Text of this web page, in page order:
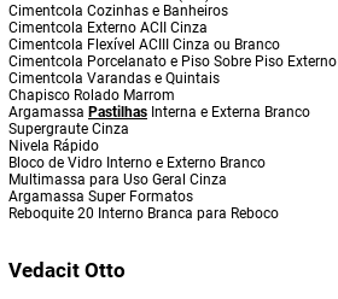
Cimentcola Cozinhas e Banheiros
Cimentcola Externo ACII Cinza
Cimentcola Flexível ACIII Cinza ou Branco
Cimentcola Porcelanato e Piso Sobre Piso Externo
Cimentcola Varandas e Quintais
Chapisco Rolado Marrom
Argamassa Pastilhas Interna e Externa Branco
Supergraute Cinza
Nivela Rápido
Bloco de Vidro Interno e Externo Branco
Multimassa para Uso Geral Cinza
Argamassa Super Formatos
Reboquite 20 Interno Branca para Reboco
Vedacit Otto